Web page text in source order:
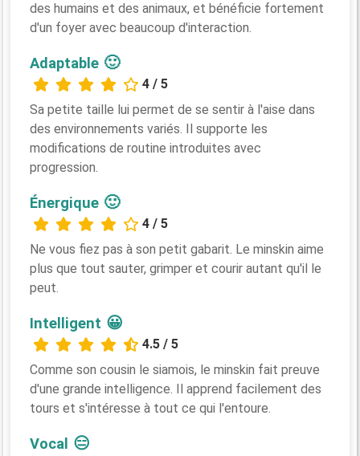
des humains et des animaux, et bénéficie fortement
d'un foyer avec beaucoup d'interaction.
Adaptable 🙂
4 / 5
Sa petite taille lui permet de se sentir à l'aise dans
des environnements variés. Il supporte les
modifications de routine introduites avec
progression.
Énergique 🙂
4 / 5
Ne vous fiez pas à son petit gabarit. Le minskin aime
plus que tout sauter, grimper et courir autant qu'il le
peut.
Intelligent 😀
4.5 / 5
Comme son cousin le siamois, le minskin fait preuve
d'une grande intelligence. Il apprend facilement des
tours et s'intéresse à tout ce qui l'entoure.
Vocal 😑